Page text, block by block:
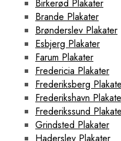
Birkerød Plakater
Brande Plakater
Brønderslev Plakater
Esbjerg Plakater
Farum Plakater
Fredericia Plakater
Frederiksberg
Frederikshavn
Frederikssund
Grindsted Plakater
Haderslev Plakater